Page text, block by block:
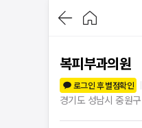
복피부과의원
로그인 후 별점확인
경기도 성남시 중원